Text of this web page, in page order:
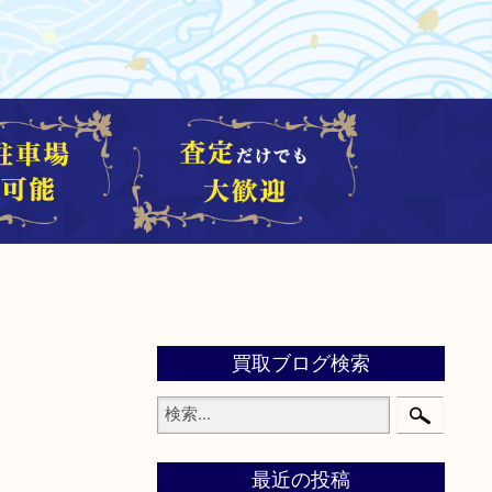
買取ブログ検索
最近の投稿